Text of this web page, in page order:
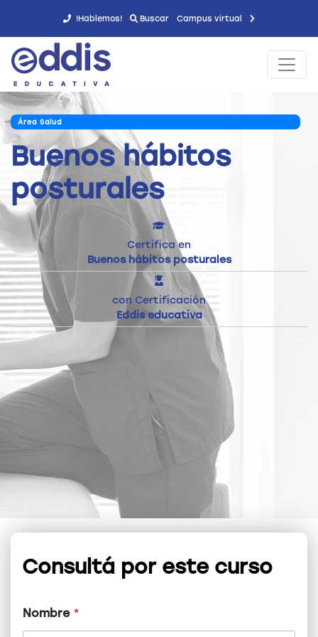
!Hablemos! Buscar Campus virtual
Área Salud
Buenos hábitos
posturales
Certifica en
Buenos hábitos posturales
con Certificación
Eddis educativa
Consultá por este curso
Nombre *